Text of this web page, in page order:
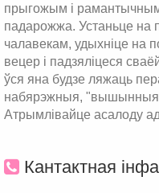
прыгожым і
падарожжа. Устаньце на
чалавекам, удыхніце на
вецер і падзяліцеся
ўся яна будзе ляжаць
набярэжныя, "вышынныя
Атрымлівайце асалоду
Кантактная